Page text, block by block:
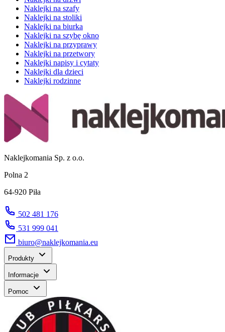
Naklejki na szafy
Naklejki na stoliki
Naklejki na biurka
Naklejki na szybę okno
Naklejki na przyprawy
Naklejki na przetwory
Naklejki napisy i cytaty
Naklejki dla dzieci
Naklejki rodzinne
Naklejkomania Sp. z o.o.
Polna 2
64-920 Piła
502 481 176
531 999 041
biuro@naklejkomania.eu
Produkty
Informacje
Pomoc